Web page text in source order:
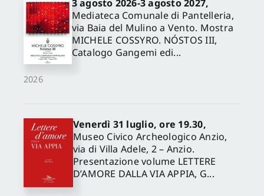
2026
3 agosto 2026-3 agosto 2027,
Mediateca Comunale di Pantelleria,
via Baia del Mulino a Vento. Mostra
MICHELE COSSYRO. NÓSTOS III,
Catalogo Gangemi edi...
Venerdì 31 luglio, ore 19.30,
Museo Civico Archeologico Anzio,
via di Villa Adele, 2 – Anzio.
Presentazione volume LETTERE
D’AMORE DALLA VIA APPIA, G...